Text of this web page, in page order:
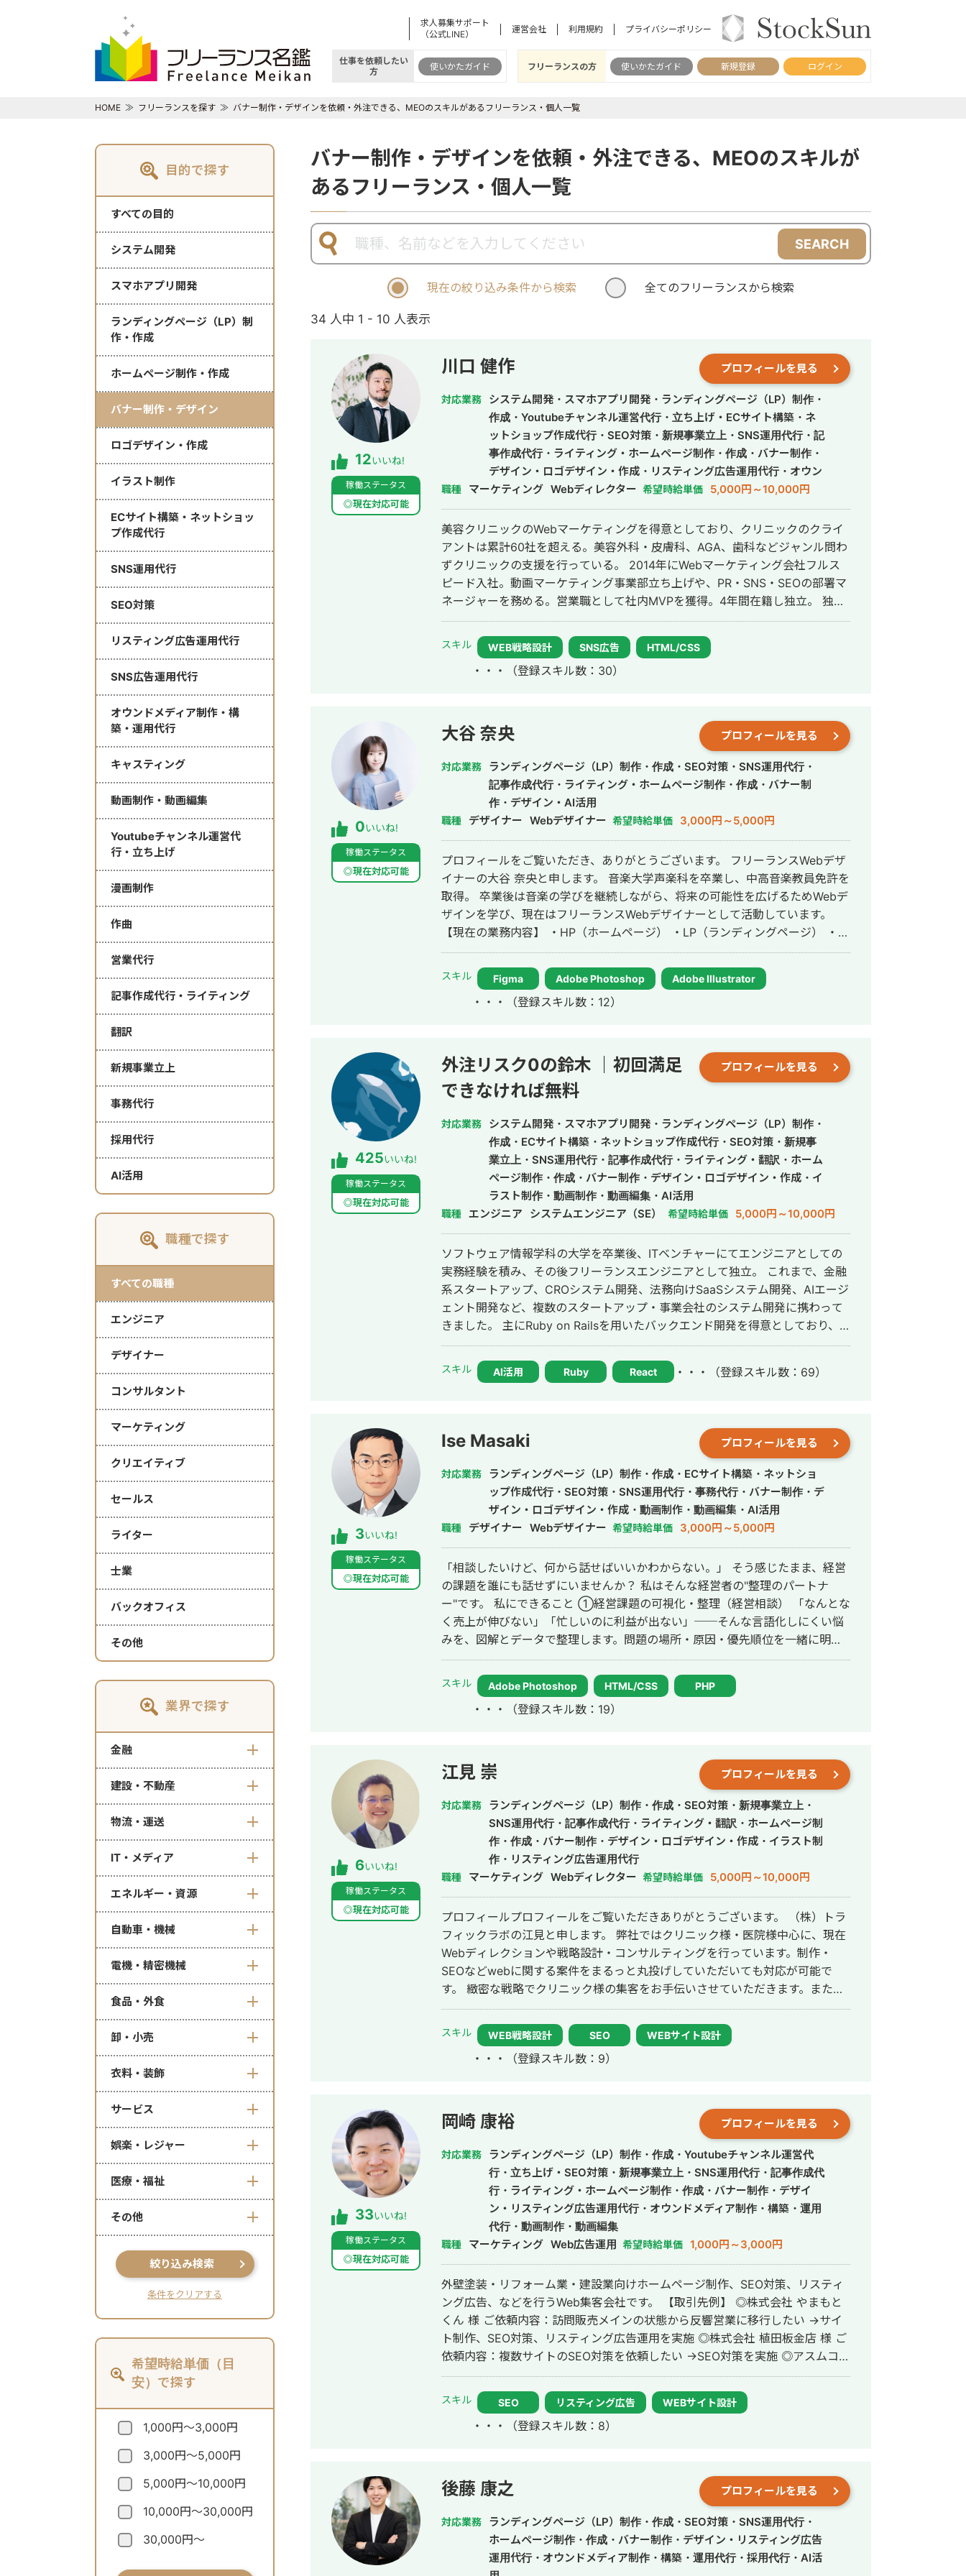
求人募集サポート
（公式LINE）
運営会社 利用規約 プライバシーポリシー
仕事を依頼したい
方
使いかたガイド フリーランスの方 使いかたガイド 新規登録 ログイン
HOME フリーランスを探す バナー制作・デザインを依頼・外注できる、MEOのスキルがあるフリーランス・個人一覧
目的で探す
すべての目的
システム開発
スマホアプリ開発
ランディングページ（LP）制
作・作成
ホームページ制作・作成
バナー制作・デザイン
ロゴデザイン・作成
イラスト制作
ECサイト構築・ネットショッ
プ作成代行
SNS運用代行
SEO対策
リスティング広告運用代行
SNS広告運用代行
オウンドメディア制作・構
築・運用代行
キャスティング
動画制作・動画編集
Youtubeチャンネル運営代
行・立ち上げ
漫画制作
作曲
営業代行
記事作成代行・ライティング
翻訳
新規事業立上
事務代行
採用代行
AI活用
職種で探す
すべての職種
エンジニア
デザイナー
コンサルタント
マーケティング
クリエイティブ
セールス
ライター
士業
バックオフィス
その他
業界で探す
金融
建設・不動産
物流・運送
IT・メディア
エネルギー・資源
自動車・機械
電機・精密機械
食品・外食
卸・小売
衣料・装飾
サービス
娯楽・レジャー
医療・福祉
その他
絞り込み検索
条件をクリアする
希望時給単価（目
安）で探す
1,000円～3,000円
3,000円～5,000円
5,000円～10,000円
10,000円～30,000円
30,000円～
バナー制作・デザインを依頼・外注できる、MEOのスキルが
あるフリーランス・個人一覧
SEARCH
現在の絞り込み条件から検索 全てのフリーランスから検索
34 人中 1 - 10 人表示
12いいね!
稼働ステータス
◎現在対応可能
川口 健作 プロフィールを見る
対応業務
システム開発・スマホアプリ開発・ランディングページ（LP）制作・
作成・Youtubeチャンネル運営代行・立ち上げ・ECサイト構築・ネ
ットショップ作成代行・SEO対策・新規事業立上・SNS運用代行・記
事作成代行・ライティング・ホームページ制作・作成・バナー制作・
デザイン・ロゴデザイン・作成・リスティング広告運用代行・オウン
ドメディア制作・構築・運用代行・動画制作・動画編集・営業代行
職種 マーケティング Webディレクター 希望時給単価 5,000円～10,000円
美容クリニックのWebマーケティングを得意としており、クリニックのクライ
アントは累計60社を超える。美容外科・皮膚科、AGA、歯科などジャンル問わ
ずクリニックの支援を行っている。 2014年にWebマーケティング会社フルス
ピード入社。動画マーケティング事業部立ち上げや、PR・SNS・SEOの部署マ
ネージャーを務める。営業職として社内MVPを獲得。4年間在籍し独立。 独立
後はフリーランスとなり、フロントエンドエンジニア兼総合Webマーケターと
して活動。現在はWebコンサルティング会社を創設し、法人としてStockSunに
スキル WEB戦略設計 SNS広告 HTML/CSS
・・・ （登録スキル数：30）
0いいね!
稼働ステータス
◎現在対応可能
大谷 奈央 プロフィールを見る
対応業務
ランディングページ（LP）制作・作成・SEO対策・SNS運用代行・
記事作成代行・ライティング・ホームページ制作・作成・バナー制
作・デザイン・AI活用
職種 デザイナー Webデザイナー 希望時給単価 3,000円～5,000円
プロフィールをご覧いただき、ありがとうございます。 フリーランスWebデザ
イナーの大谷 奈央と申します。 音楽大学声楽科を卒業し、中高音楽教員免許を
取得。 卒業後は音楽の学びを継続しながら、将来の可能性を広げるためWebデ
ザインを学び、現在はフリーランスWebデザイナーとして活動しています。
【現在の業務内容】 ・HP（ホームページ） ・LP（ランディングページ） ・広
告バナー ・名刺 ・チラシ ・パンフレット ・SNS画像 など デザインは
単に見た目を整えるだけではなく、クライアント様の想いやサービスの魅力を
届けるための手段だと考えています。 だからこそ、丁寧なヒアリングを通して
課題や目的を整理した上でのデザイン提案を大切にしています。 音楽大学で培
作した実績をポートフォリオにまとめております。 https://fori.io/designer-
nao （掲載可能なもののみとなります） どうぞ、よろしくお願いいたします。
スキル Figma Adobe Photoshop Adobe Illustrator
・・・ （登録スキル数：12）
425いいね!
稼働ステータス
◎現在対応可能
外注リスク0の鈴木 ｜初回満足
できなければ無料
プロフィールを見る
対応業務
システム開発・スマホアプリ開発・ランディングページ（LP）制作・
作成・ECサイト構築・ネットショップ作成代行・SEO対策・新規事
業立上・SNS運用代行・記事作成代行・ライティング・翻訳・ホーム
ページ制作・作成・バナー制作・デザイン・ロゴデザイン・作成・イ
ラスト制作・動画制作・動画編集・AI活用
職種 エンジニア システムエンジニア（SE） 希望時給単価 5,000円～10,000円
ソフトウェア情報学科の大学を卒業後、ITベンチャーにてエンジニアとしての
実務経験を積み、その後フリーランスエンジニアとして独立。 これまで、金融
系スタートアップ、CROシステム開発、法務向けSaaSシステム開発、AIエージ
ェント開発など、複数のスタートアップ・事業会社のシステム開発に携わって
きました。 主にRuby on Railsを用いたバックエンド開発を得意としており、
要件定義、設計、実装、本番リリース、運用改善まで一貫して対応していま
す。 特に、仕様が複雑な業務システムや、要件がまだ固まりきっていない新規
開発において、事業目的を整理しながら、正確にスピード感を持って形にして
へのAI機能の組み込みなどにも対応しています。 単純に言われたものを作るだ
けではなく、事業として使える形に落とし込むことを重視し、開発の初期段階
からリリース後の運用まで伴走しています。
スキル AI活用 Ruby React ・・・ （登録スキル数：69）
3いいね!
稼働ステータス
◎現在対応可能
Ise Masaki プロフィールを見る
対応業務
ランディングページ（LP）制作・作成・ECサイト構築・ネットショ
ップ作成代行・SEO対策・SNS運用代行・事務代行・バナー制作・デ
ザイン・ロゴデザイン・作成・動画制作・動画編集・AI活用
職種 デザイナー Webデザイナー 希望時給単価 3,000円～5,000円
「相談したいけど、何から話せばいいかわからない。」 そう感じたまま、経営
の課題を誰にも話せずにいませんか？ 私はそんな経営者の"整理のパートナ
ー"です。 私にできること ①経営課題の可視化・整理（経営相談） 「なんとな
く売上が伸びない」「忙しいのに利益が出ない」──そんな言語化しにくい悩
みを、図解とデータで整理します。問題の場所・原因・優先順位を一緒に明確
にする、それが私の仕事の出発点です。 ②デザイン制作（実行支援） 課題が
見えたら、次は「動かす」フェーズ。バナー広告・SNS画像・名刺・パンフレ
ット・ショート動画・サムネイル・アイコン・ヘッダーなど、中小企業の販
促・採用・ブランディングに必要なデザインを制作します。 → 相談だけ・制作
ながら独立し、小さなデザイン事務所の一人社長として活動しています。 移動
に制約があるため、すべてのやり取りをオンラインで完結できる体制を整えて
きました。Zoom・Google Meet・チャットツールを駆使し、北海道から沖縄
まで全国の経営者・個人事業主をサポートしています。 「制約の中で最大の成
果を出す」──これは障害を持つ私が日々実践してきたことであり、中小企業
の経営改善と同じ考え方だと思っています。だからこそ、コスト・人手・時間
が限られた環境でもリアルな提案ができます。 こんな方にご連絡ください 経営
別々にするのが面倒 地方在住で良質な相談相手が見つからない コストを抑え
つつ、本質的な改善をしたい 正直に、気を使わず話せる相手を探している 対応
可能なサービス一覧 Webサイト制作：ホームページ制作、LP制作 経営相談：
課題可視化・図解・優先順位整理・戦略立案サポート バナー制作：広告バナ
ー・SNS投稿画像・ヘッダー・アイコン 動画制作： ショート動画（SNS・採
用・商品紹介） 印刷物：名刺・パンフレット・チラシ・会社案内 記事：金融
可：GensparkをはじめとするAIツールの使用経験があります。 対応エリア・
連絡方法 オンライン： 全国どこでも対応（Zoom / Google Meet / チャット）
けでも大歓迎です。初回は状況をお聞きするだけのご相談も承ります。
スキル Adobe Photoshop HTML/CSS PHP
・・・ （登録スキル数：19）
6いいね!
稼働ステータス
◎現在対応可能
江見 崇 プロフィールを見る
対応業務
ランディングページ（LP）制作・作成・SEO対策・新規事業立上・
SNS運用代行・記事作成代行・ライティング・翻訳・ホームページ制
作・作成・バナー制作・デザイン・ロゴデザイン・作成・イラスト制
作・リスティング広告運用代行
職種 マーケティング Webディレクター 希望時給単価 5,000円～10,000円
プロフィールプロフィールをご覧いただきありがとうございます。 （株）トラ
フィックラボの江見と申します。 弊社ではクリニック様・医院様中心に、現在
Webディレクションや戦略設計・コンサルティングを行っています。制作・
SEOなどwebに関する案件をまるっと丸投げしていただいても対応が可能で
す。 緻密な戦略でクリニック様の集客をお手伝いさせていただきます。また、
常にレスを早めに対応を心がけておりまして24時間365日対応が可能です。 実
際、弊社は地域名＋施術で上位表示が得意得意で、かなりの施術名をハックし
ています。 また、医療広告ガイドライン、薬機法にも対応した知見もあり安全
性にも対応しております。 ■実績■ ・某美容系ビックワードで圏外→10位以内
スキル WEB戦略設計 SEO WEBサイト設計
・・・ （登録スキル数：9）
33いいね!
稼働ステータス
◎現在対応可能
岡崎 康裕 プロフィールを見る
対応業務
ランディングページ（LP）制作・作成・Youtubeチャンネル運営代
行・立ち上げ・SEO対策・新規事業立上・SNS運用代行・記事作成代
行・ライティング・ホームページ制作・作成・バナー制作・デザイ
ン・リスティング広告運用代行・オウンドメディア制作・構築・運用
代行・動画制作・動画編集
職種 マーケティング Web広告運用 希望時給単価 1,000円～3,000円
外壁塗装・リフォーム業・建設業向けホームページ制作、SEO対策、リスティ
ング広告、などを行うWeb集客会社です。 【取引先例】 ◎株式会社 やまもと
くん 様 ご依頼内容：訪問販売メインの状態から反響営業に移行したい →サイ
ト制作、SEO対策、リスティング広告運用を実施 ◎株式会社 植田板金店 様 ご
依頼内容：複数サイトのSEO対策を依頼したい →SEO対策を実施 ◎アスムコー
ポレーション（ユーペイント）様 ご依頼内容：Web集客を依頼したい →サイ
ト制作、SEO対策、リスティング広告運用を実施 ◎商工会・業界メディア支援
例 「東村山市商工会」様 「外壁塗装の窓口」様 ほか多数 ◎難関キーワードで
上位表示 ・「屋根」で1位 ・「ガルバリウム 鋼板」で1位 ・「塗り壁」で1位
後、札幌市で老舗の施工会社に就職。職人として活動する ・RIZAPの子会社に
転職し、10年勤務。事業部で最年少の支配人となり、新規出店などを経験 ・副
業だったマーケティング技術をもって独立 ・個人事業として3年で利益8倍を達
成。「トソーマ株式会社」を設立 ・法人化後も、3年連続で150％以上の業績
アップを実現 【略歴】 2018年〜2021年 ・外壁塗装会社の集客のプロとして個
人事業主で活動 2022年〜 ・トソーマ株式会社 代表取締役 >リフォーム
スキル SEO リスティング広告 WEBサイト設計
・・・ （登録スキル数：8）
後藤 康之 プロフィールを見る
対応業務
ランディングページ（LP）制作・作成・SEO対策・SNS運用代行・
ホームページ制作・作成・バナー制作・デザイン・リスティング広告
運用代行・オウンドメディア制作・構築・運用代行・採用代行・AI活